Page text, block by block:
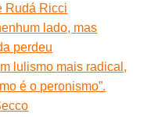
Rudá Ricci
lado, mas
perdeu
lulismo mais radical,
é o peronismo”.